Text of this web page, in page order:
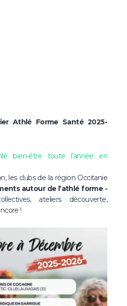
Athlé Forme Santé 2025-
bien-être toute l’année en
les clubs de la région Occitanie
autour de l’athlé forme -
ateliers découverte,
!